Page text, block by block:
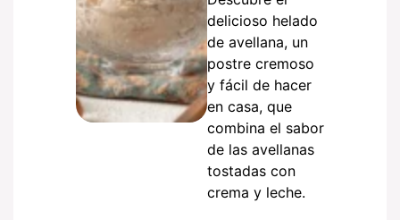
delicioso helado
de avellana, un
postre cremoso
y fácil de hacer
en casa, que
combina el sabor
de las avellanas
tostadas con
crema y leche.